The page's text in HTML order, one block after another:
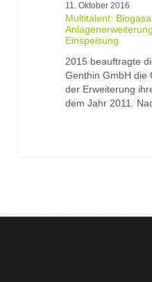
11. Oktober 2016
Multitalent:
Einspeisung
2015 beauftragte
Genthin GmbH die
der Erweiterung
dem Jahr 2011.